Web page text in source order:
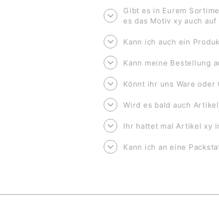
Gibt es in Eurem
es das Motiv xy auch
Kann ich auch ein
Kann meine Bestellung
Könnt ihr uns Ware
Wird es bald auch
Ihr hattet mal Artikel xy
Kann ich an eine